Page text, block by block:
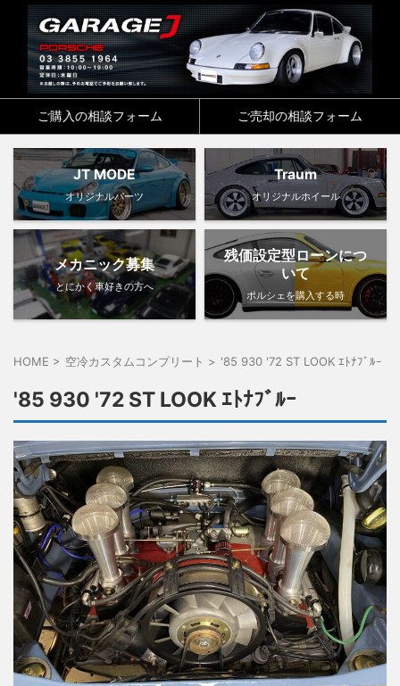
ご購入の相談フォーム ご売却の相談フォーム
JT MODE
オリジナルパーツ
Traum
オリジナルホイール
メカニック募集
とにかく車好きの方へ
残価設定型ローンにつ
いて
ポルシェを購入する時
HOME > 空冷カスタムコンプリート > '85 930 '72 ST LOOK ｴﾄﾅﾌﾞﾙｰ
'85 930 '72 ST LOOK ｴﾄﾅﾌﾞﾙｰ